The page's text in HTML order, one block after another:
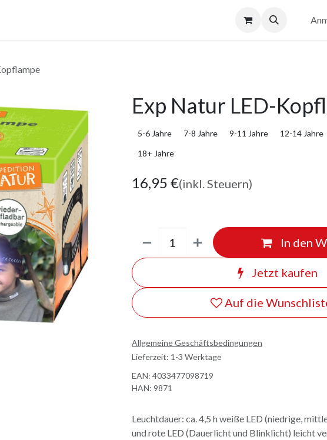
Exp Natur LED-
5-6 Jahre 7-8 Jahre 9-11 Jahre 12-14 Jahre
18+ Jahre
16,95 €(inkl. Steuern)
In den
Jetzt kaufen
Auf die
Allgemeine Geschäftsbedingungen
Lieferzeit: 1-3 Werktage
EAN: 4033477098719
HAN: 9871
Leuchtdauer: ca. 4,5 h weiße LED (niedrige,
und rote LED (Dauerlicht und Blinklicht) leicht